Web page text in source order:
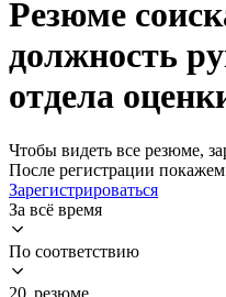
Резюме
должность
отдела
Чтобы видеть все резюме,
После регистрации
Зарегистрироваться
За всё время
По соответствию
20 резюме